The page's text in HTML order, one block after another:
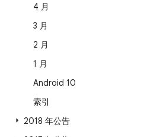
4 月
3 月
2 月
1 月
Android 10
索引
2018 年公告